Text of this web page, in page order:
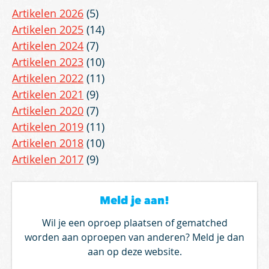
Artikelen 2026 (5)
Artikelen 2025 (14)
Artikelen 2024 (7)
Artikelen 2023 (10)
Artikelen 2022 (11)
Artikelen 2021 (9)
Artikelen 2020 (7)
Artikelen 2019 (11)
Artikelen 2018 (10)
Artikelen 2017 (9)
Meld je aan!
Wil je een oproep plaatsen of gematched
worden aan oproepen van anderen? Meld je dan
aan op deze website.